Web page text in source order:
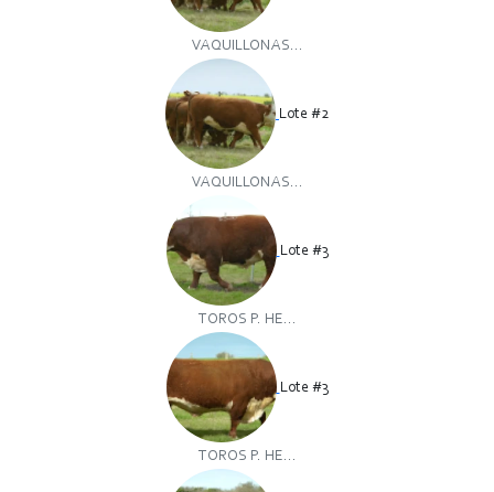
VAQUILLONAS...
Lote #2
VAQUILLONAS...
Lote #3
TOROS P. HE...
Lote #3
TOROS P. HE...